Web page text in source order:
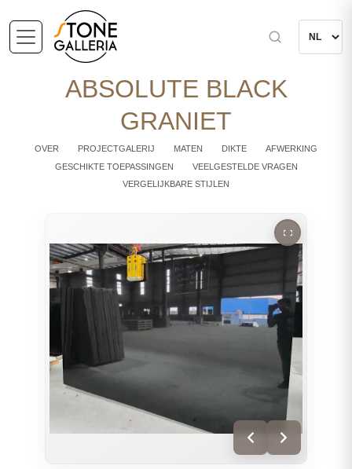
ABSOLUTE BLACK
GRANIET
OVER PROJECTGALERIJ MATEN DIKTE
AFWERKING
GESCHIKTE TOEPASSINGEN
VEELGESTELDE VRAGEN
VERGELIJKBARE STIJLEN